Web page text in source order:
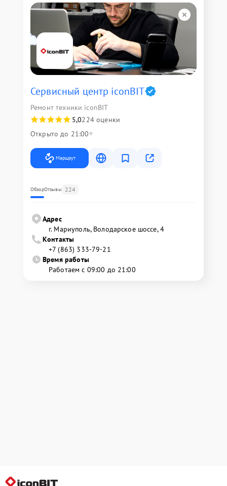
Сервисный центр iconBIT
Ремонт техники iconBIT
5,0224 оценки
Открыто до 21:00
Маршрут
ОбзорОтзывы 224
Адрес
г. Мариуполь, Володарское шоссе, 4
Контакты
+7 (863) 333-79-21
Время работы
Работаем с 09:00 до 21:00